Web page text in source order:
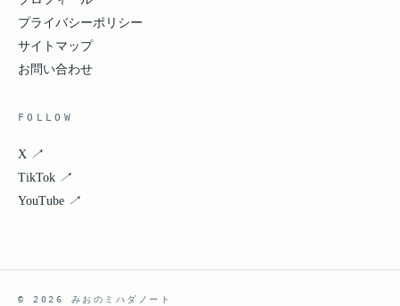
プライバシーポリシー
サイトマップ
お問い合わせ
FOLLOW
X ↗
TikTok ↗
YouTube ↗
© 2026 みおのミハダノート